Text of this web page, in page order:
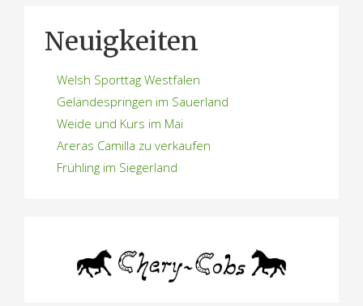
Neuigkeiten
Welsh Sporttag Westfalen
Geländespringen im Sauerland
Weide und Kurs im Mai
Areras Camilla zu verkaufen
Frühling im Siegerland